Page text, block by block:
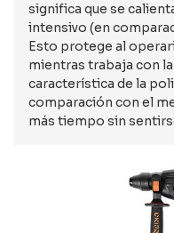
significa que se
intensivo (en
Esto protege al
mientras trabaja con
característica de la
comparación con el
más tiempo sin